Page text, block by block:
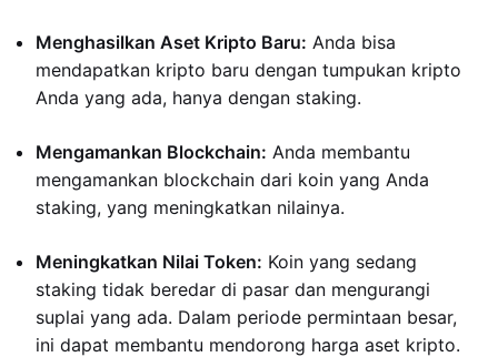
Menghasilkan Aset Kripto Baru: Anda bisa
mendapatkan kripto baru dengan tumpukan kripto
Anda yang ada, hanya dengan staking.
Mengamankan Blockchain: Anda membantu
mengamankan blockchain dari koin yang Anda
staking, yang meningkatkan nilainya.
Meningkatkan Nilai Token: Koin yang sedang
staking tidak beredar di pasar dan mengurangi
suplai yang ada. Dalam periode permintaan besar,
ini dapat membantu mendorong harga aset kripto.